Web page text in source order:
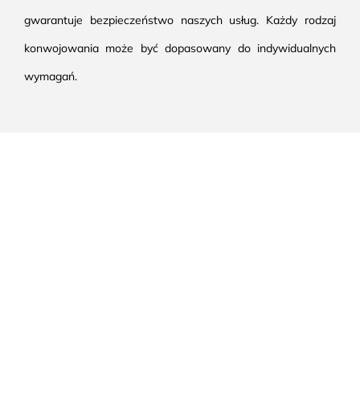
gwarantuje bezpieczeństwo naszych usług. Każdy rodzaj
konwojowania może być dopasowany do indywidualnych
wymagań.